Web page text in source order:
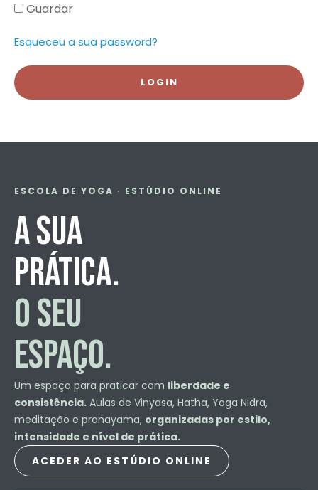
Guardar
Esqueceu a sua password?
ESCOLA DE YOGA · ESTÚDIO ONLINE
A SUA
PRÁTICA.
O SEU
ESPAÇO.
Um espaço para praticar com liberdade e
consistência. Aulas de Vinyasa, Hatha, Yoga Nidra,
meditação e pranayama, organizadas por estilo,
intensidade e nível de prática.
ACEDER AO ESTÚDIO ONLINE